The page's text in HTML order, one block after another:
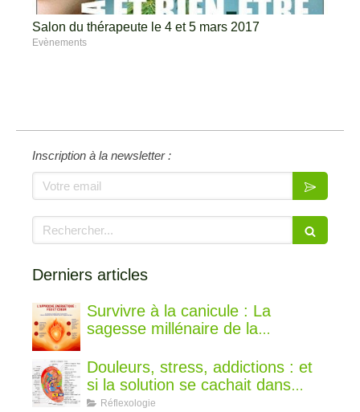
Salon du thérapeute le 4 et 5 mars 2017
Evènements
Inscription à la newsletter :
Votre email
Rechercher
Derniers articles
Survivre à la canicule : La
sagesse millénaire de la
frais
Douleurs, stress, addictions : et
si la solution se cachait dans
votre oreille ?
Réflexologie